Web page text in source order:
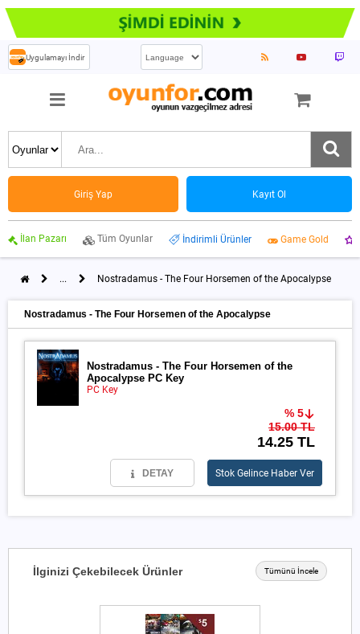
Uygulamayı İndir
Giriş Yap Kayıt Ol
İlan Pazarı Tüm Oyunlar İndirimli Ürünler Game Gold
... Nostradamus - The Four Horsemen of the Apocalypse
Nostradamus - The Four Horsemen of the Apocalypse
Nostradamus - The Four Horsemen of the
Apocalypse PC Key
PC Key
% 5
15.00 TL
14.25 TL
DETAY Stok Gelince Haber Ver
İlginizi Çekebilecek Ürünler Tümünü İncele